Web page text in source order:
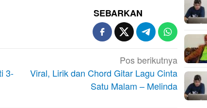
SEBARKAN
3-
Pos berikutnya
Viral, Lirik dan Chord Gitar Lagu Cinta
Satu Malam – Melinda